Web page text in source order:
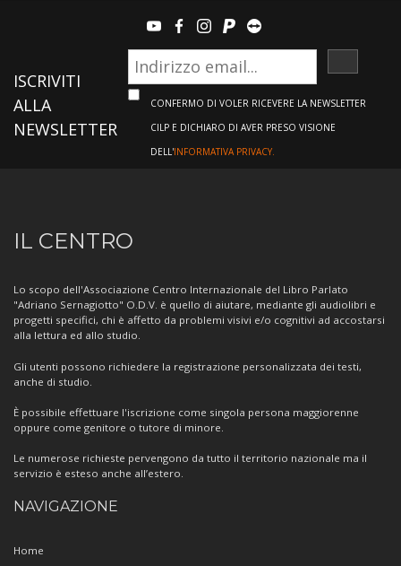
youtubefacebook
instagram
paypalteamviewer
ISCRIVITI
ALLA
NEWSLETTER
CONFERMO DI VOLER RICEVERE LA NEWSLETTER
CILP E DICHIARO DI AVER PRESO VISIONE
DELL'INFORMATIVA PRIVACY.
Informazioni
sul
Centro
IL CENTRO
Lo scopo dell'Associazione Centro Internazionale del Libro Parlato
"Adriano Sernagiotto" O.D.V. è quello di aiutare, mediante gli audiolibri e
progetti specifici, chi è affetto da problemi visivi e/o cognitivi ad accostarsi
alla lettura ed allo studio.
Gli utenti possono richiedere la registrazione personalizzata dei testi,
anche di studio.
È possibile effettuare l'iscrizione come singola persona maggiorenne
oppure come genitore o tutore di minore.
Le numerose richieste pervengono da tutto il territorio nazionale ma il
servizio è esteso anche all’estero.
NAVIGAZIONE
Home